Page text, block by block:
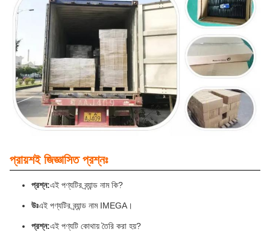
প্রায়শই জিজ্ঞাসিত প্রশ্নঃ
প্রশ্ন:এই পণ্যটির ব্র্যান্ড নাম কি?
উঃএই পণ্যটির ব্র্যান্ড নাম IMEGA।
প্রশ্ন:এই পণ্যটি কোথায় তৈরি করা হয়?